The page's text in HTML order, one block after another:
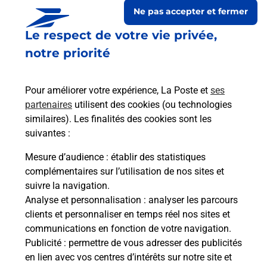
Le respect de votre vie privée,
notre priorité
Pour améliorer votre expérience, La Poste et ses
partenaires utilisent des cookies (ou technologies
similaires). Les finalités des cookies sont les
suivantes :
Mesure d’audience : établir des statistiques
complémentaires sur l’utilisation de nos sites et
suivre la navigation.
Analyse et personnalisation : analyser les parcours
clients et personnaliser en temps réel nos sites et
communications en fonction de votre navigation.
Publicité : permettre de vous adresser des publicités
en lien avec vos centres d’intérêts sur notre site et
Ne pas accepter et fermer
Prochaine collecte du courrierlundià 09h00
20 Rue Emile Pouytes
11220 Arquettes En Val
Itinéraire
Le lien s'ouvre dans un nouvel onglet